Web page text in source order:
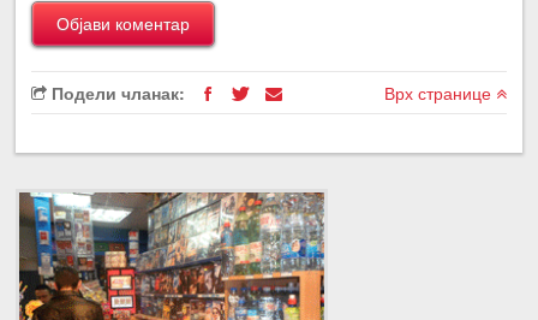
Подели чланак: Врх странице